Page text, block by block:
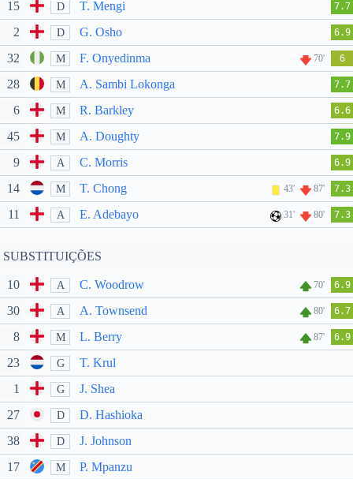
15 D T. Mengi 7.7
2 D G. Osho 6.9
32 M F. Onyedinma 70' 6
28 M A. Sambi Lokonga 7.7
6 M R. Barkley 6.6
45 M A. Doughty 7.9
9 A C. Morris 6.9
14 M T. Chong 43' 87' 7.3
11 A E. Adebayo 31' 80' 7.3
SUBSTITUIÇÕES
10 A C. Woodrow 70' 6.9
30 A A. Townsend 80' 6.7
8 M L. Berry 87' 6.9
23 G
T. Krul
1
G
J. Shea
27
D
D. Hashioka
38
D
J. Johnson
17
M
P. Mpanzu